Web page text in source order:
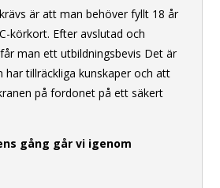
är att man behöver fyllt 18 år
körkort. Efter avslutad och
man ett utbildningsbevis Det är
har tillräckliga kunskaper och att
på fordonet på ett säkert
gång går vi igenom